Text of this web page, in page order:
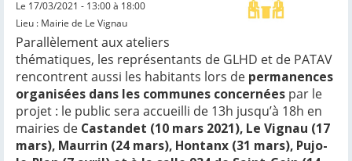
Le 17/03/2021 - 13:00 à 18:00
Lieu : Mairie de Le Vignau
Parallèlement aux ateliers
thématiques, les représentants de GLHD et de PATAV
rencontrent aussi les habitants lors de permanences
organisées dans les communes concernées par le
projet : le public sera accueilli de 13h jusqu’à 18h en
mairies de Castandet (10 mars 2021), Le Vignau (17
mars), Maurrin (24 mars), Hontanx (31 mars), Pujo-